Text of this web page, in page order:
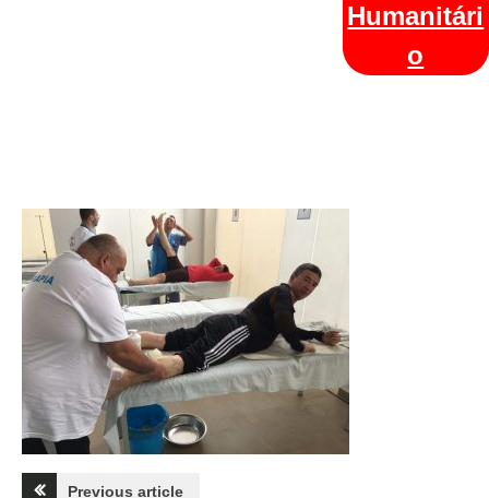
Humanitári
o
Navegação
Previous article